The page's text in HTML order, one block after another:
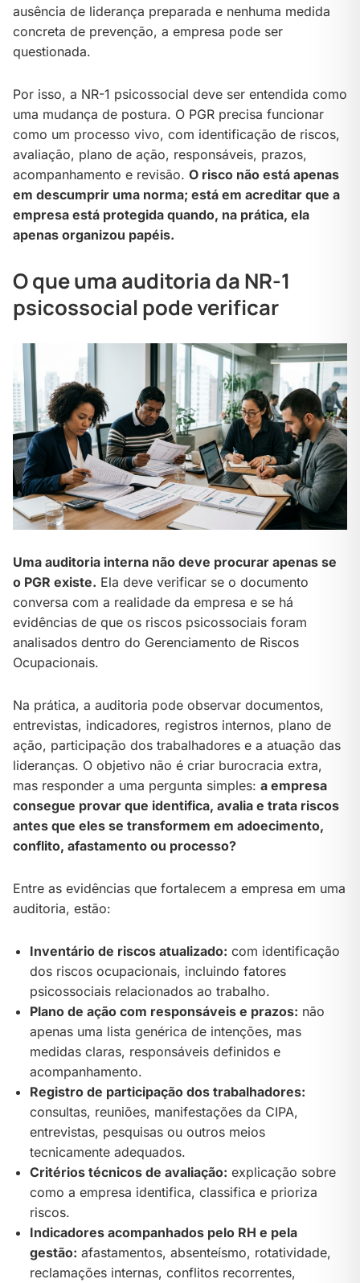
ausência de liderança preparada e nenhuma medida
concreta de prevenção, a empresa pode ser
questionada.
Por isso, a NR-1 psicossocial deve ser entendida como
uma mudança de postura. O PGR precisa funcionar
como um processo vivo, com identificação de riscos,
avaliação, plano de ação, responsáveis, prazos,
acompanhamento e revisão. O risco não está apenas
em descumprir uma norma; está em acreditar que a
empresa está protegida quando, na prática, ela
apenas organizou papéis.
O que uma auditoria da NR-1
psicossocial pode verificar
Uma auditoria interna não deve procurar apenas se
o PGR existe. Ela deve verificar se o documento
conversa com a realidade da empresa e se há
evidências de que os riscos psicossociais foram
analisados dentro do Gerenciamento de Riscos
Ocupacionais.
Na prática, a auditoria pode observar documentos,
entrevistas, indicadores, registros internos, plano de
ação, participação dos trabalhadores e a atuação das
lideranças. O objetivo não é criar burocracia extra,
mas responder a uma pergunta simples: a empresa
consegue provar que identifica, avalia e trata riscos
antes que eles se transformem em adoecimento,
conflito, afastamento ou processo?
Entre as evidências que fortalecem a empresa em uma
auditoria, estão:
Inventário de riscos atualizado: com identificação
dos riscos ocupacionais, incluindo fatores
psicossociais relacionados ao trabalho.
Plano de ação com responsáveis e prazos: não
apenas uma lista genérica de intenções, mas
medidas claras, responsáveis definidos e
acompanhamento.
Registro de participação dos trabalhadores:
consultas, reuniões, manifestações da CIPA,
entrevistas, pesquisas ou outros meios
tecnicamente adequados.
Critérios técnicos de avaliação: explicação sobre
como a empresa identifica, classifica e prioriza
riscos.
Indicadores acompanhados pelo RH e pela
gestão: afastamentos, absenteísmo, rotatividade,
reclamações internas, conflitos recorrentes,